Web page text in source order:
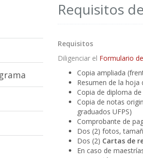
Requisitos
Requisitos
Diligenciar el Formulario
Copia ampliada
Resumen de la hoja
Copia de diploma
Copia de notas
graduados UFPS)
Comprobante de
Dos (2) fotos,
Dos (2) Cartas de
En caso de